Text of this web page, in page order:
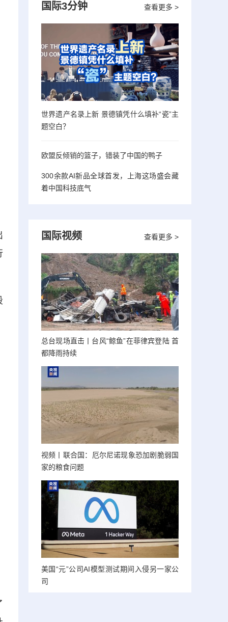
查看更多 >
国际3分钟
世界遗产名录上新 景德镇凭什么填补“瓷”主
题空白？
欧盟反倾销的篮子，错装了中国的鸭子
300余款AI新品全球首发，上海这场盛会藏
着中国科技底气
查看更多 >
国际视频
总台现场直击丨台风“鲸鱼”在菲律宾登陆 首
都降雨持续
视频丨联合国：厄尔尼诺现象恐加剧脆弱国
家的粮食问题
美国“元”公司AI模型测试期间入侵另一家公
司